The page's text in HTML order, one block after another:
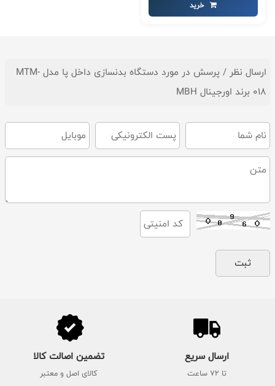
خرید
ارسال نظر / پرسش در مورد دستگاه بدنسازی داخل پا مدل MTM-
018 برند اورجینال MBH
ارسال سریع
تا 72 ساعت
تضمین اصالت کالا
کالای اصل و معتبر